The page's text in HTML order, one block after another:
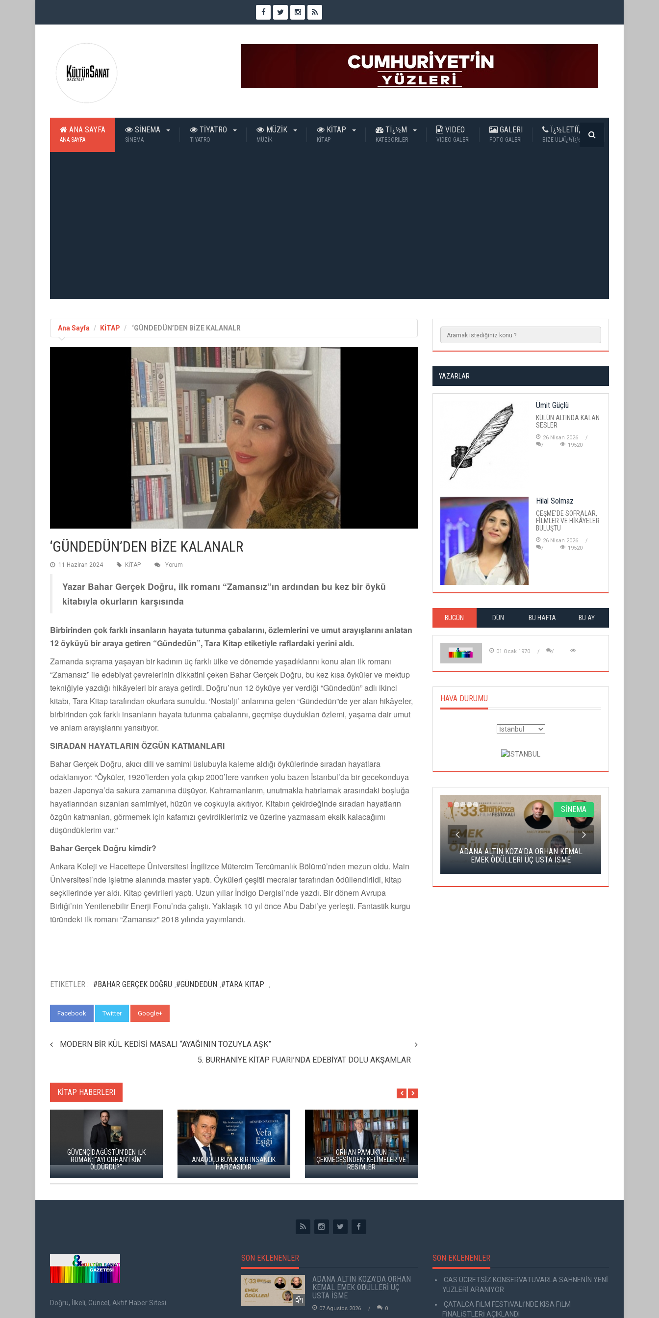
ANA SAYFA
ANA SAYFA
SİNEMA
SİNEMA
TİYATRO
TİYATRO
MÜZİK
MÜZİK
KİTAP
KİTAP
TÏ¿½M
KATEGORILER
VIDEO
VIDEO GALERI
GALERI
FOTO GALERI
Ï¿½LETIÏ¿½IM
BIZE ULAÏ¿½Ï¿½N
Ana Sayfa KİTAP ‘GÜNDEDÜN’DEN BİZE KALANALR
‘GÜNDEDÜN’DEN BİZE KALANALR
11 Haziran 2024 KİTAP Yorum
Yazar Bahar Gerçek Doğru, ilk romanı “Zamansız”ın ardından bu kez bir öykü
kitabıyla okurların karşısında
Birbirinden çok farklı insanların hayata tutunma çabalarını, özlemlerini ve umut arayışlarını anlatan
12 öyküyü bir araya getiren “Gündedün”, Tara Kitap etiketiyle raflardaki yerini aldı.
Zamanda sıçrama yaşayan bir kadının üç farklı ülke ve dönemde yaşadıklarını konu alan ilk romanı
“Zamansız” ile edebiyat çevrelerinin dikkatini çeken Bahar Gerçek Doğru, bu kez kısa öyküler ve mektup
tekniğiyle yazdığı hikâyeleri bir araya getirdi. Doğru’nun 12 öyküye yer verdiği “Gündedün” adlı ikinci
kitabı, Tara Kitap tarafından okurlara sunuldu. ‘Nostalji’ anlamına gelen “Gündedün”de yer alan hikâyeler,
birbirinden çok farklı insanların hayata tutunma çabalarını, geçmişe duydukları özlemi, yaşama dair umut
ve anlam arayışlarını yansıtıyor.
SIRADAN HAYATLARIN ÖZGÜN KATMANLARI
Bahar Gerçek Doğru, akıcı dili ve samimi üslubuyla kaleme aldığı öykülerinde sıradan hayatlara
odaklanıyor: “Öyküler, 1920’lerden yola çıkıp 2000’lere varırken yolu bazen İstanbul’da bir gecekonduya
bazen Japonya’da sakura zamanına düşüyor. Kahramanlarım, unutmakla hatırlamak arasındaki boşluğa
hayatlarından sızanları samimiyet, hüzün ve coşkuyla akıtıyor. Kitabın çekirdeğinde sıradan hayatların
özgün katmanları, görmemek için kafamızı çevirdiklerimiz ve üzerine yazmasam eksik kalacağımı
düşündüklerim var.”
Bahar Gerçek Doğru kimdir?
Ankara Koleji ve Hacettepe Üniversitesi İngilizce Mütercim Tercümanlık Bölümü’nden mezun oldu. Main
Üniversitesi’nde işletme alanında master yaptı. Öyküleri çeşitli mecralar tarafından ödüllendirildi, kitap
seçkilerinde yer aldı. Kitap çevirileri yaptı. Uzun yıllar İndigo Dergisi’nde yazdı. Bir dönem Avrupa
Birliği’nin Yenilenebilir Enerji Fonu’nda çalıştı. Yaklaşık 10 yıl önce Abu Dabi’ye yerleşti. Fantastik kurgu
türündeki ilk romanı “Zamansız” 2018 yılında yayımlandı.
ETIKETLER : #BAHAR GERÇEK DOĞRU #GÜNDEDÜN #TARA KITAP
Facebook Twitter Google+
MODERN BİR KÜL KEDİSİ MASALI “AYAĞININ TOZUYLA AŞK”
5. BURHANİYE KİTAP FUARI’NDA EDEBİYAT DOLU AKŞAMLAR
KİTAP HABERLERI
GÜVENÇ DAĞÜSTÜN'DEN İLK
ROMAN: "AYI ORHAN'I KİM
ÖLDÜRDÜ?"
ANADOLU BÜYÜK BIR INSANLIK
HAFIZASIDIR
ORHAN PAMUK'UN
ÇEKMECESİNDEN: KELİMELER VE
RESİMLER
İKİ KİTAP VE BİTMEYEN BİR ENERJİ
YAZARLAR
Ümit Güçlü
KÜLÜN ALTINDA KALAN
SESLER
26 Nisan 2026
19520
Hilal Solmaz
ÇEŞME'DE SOFRALAR,
FİLMLER VE HİKÂYELER
BULUŞTU
26 Nisan 2026
19520
BUGÜN DÜN BU HAFTA BU AY
01 Ocak 1970
HAVA DURUMU
SİNEMA SİNEMA
ADANA ALTIN KOZA'DA ORHAN KEMAL
EMEK ÖDÜLLERİ ÜÇ USTA İSME
Doğru, İlkeli, Güncel, Aktif Haber Sitesi
SON EKLENENLER
ADANA ALTIN KOZA'DA ORHAN
KEMAL EMEK ÖDÜLLERİ ÜÇ
USTA İSME
07 Agustos 2026 0
SON EKLENENLER
CAS ÜCRETSİZ KONSERVATUVARLA SAHNENİN YENİ
YÜZLERİ ARANIYOR
ÇATALCA FİLM FESTİVALİ'NDE KISA FİLM
FİNALİSTLERİ AÇIKLANDI